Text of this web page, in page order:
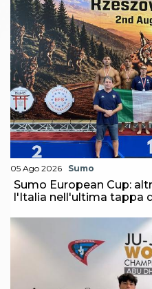
05 Ago 2026 Sumo
Sumo European Cup:
l'Italia nell'ultima tappa